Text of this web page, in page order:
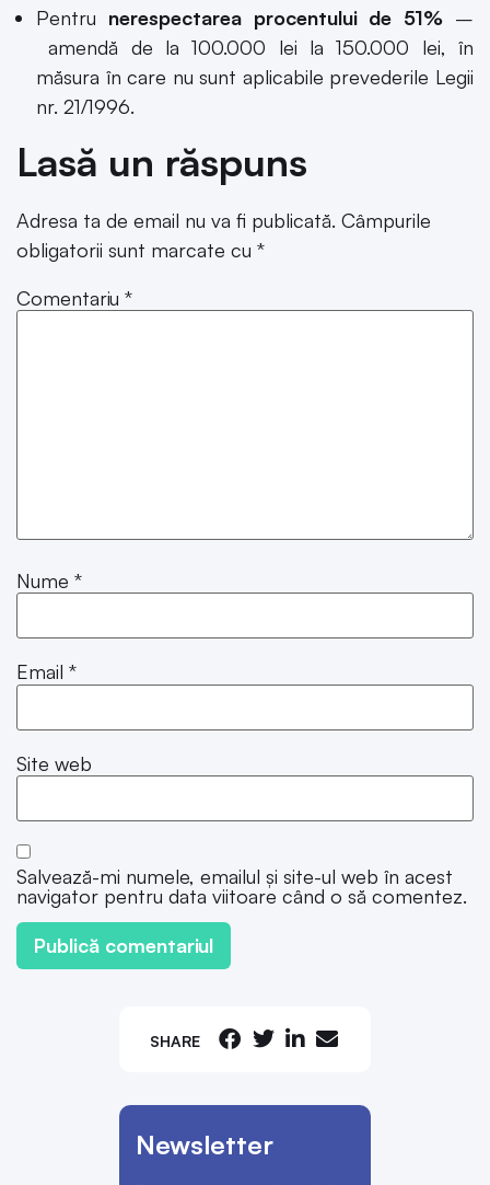
SHARE
Newsletter
Pentru nerespectarea procentului de 51% –
amendă de la 100.000 lei la 150.000 lei, în
măsura în care nu sunt aplicabile prevederile Legii
nr. 21/1996.
Lasă un răspuns
Adresa ta de email nu va fi publicată. Câmpurile
obligatorii sunt marcate cu *
Comentariu *
Nume *
Email *
Site web
Salvează-mi numele, emailul și site-ul web în acest
navigator pentru data viitoare când o să comentez.